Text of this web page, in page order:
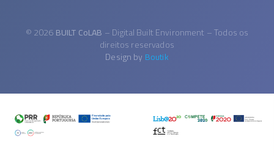
© 2026BUILT CoLAB – Digital Built Environment – Todos os
direitos reservados
Design by Boutik